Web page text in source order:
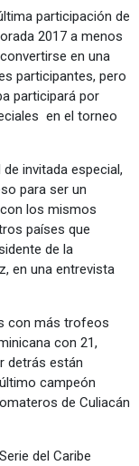
participación de
2017 a menos
en una
participantes, pero
participará por
en el torneo
invitada especial,
para ser un
los mismos
países que
de la
en una entrevista
con más trofeos
con 21,
detrás están
campeón
de Culiacán
del Caribe